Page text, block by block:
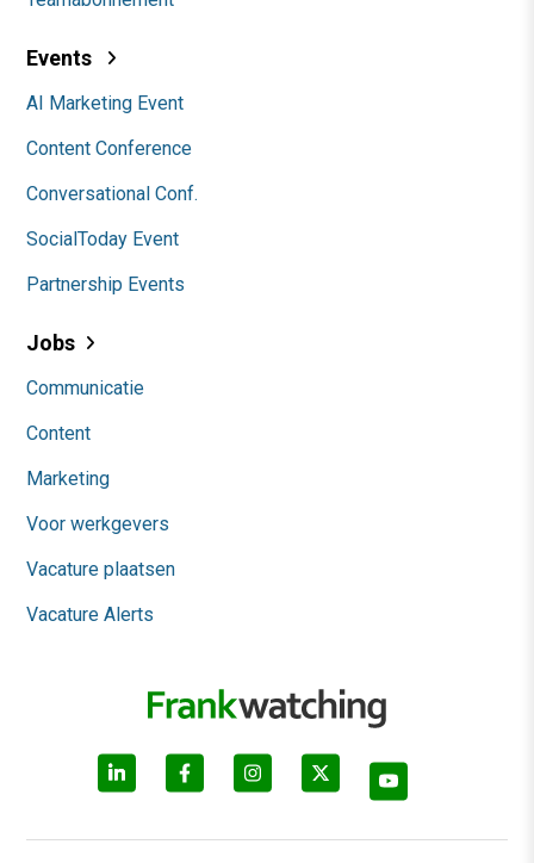
Events
AI Marketing Event
Content Conference
Conversational Conf.
SocialToday Event
Partnership Events
Jobs
Communicatie
Content
Marketing
Voor werkgevers
Vacature plaatsen
Vacature Alerts